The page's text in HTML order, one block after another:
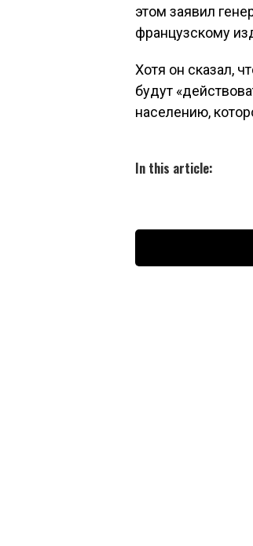
этом заявил
французскому
Хотя он сказал,
будут
населению,
In this article: